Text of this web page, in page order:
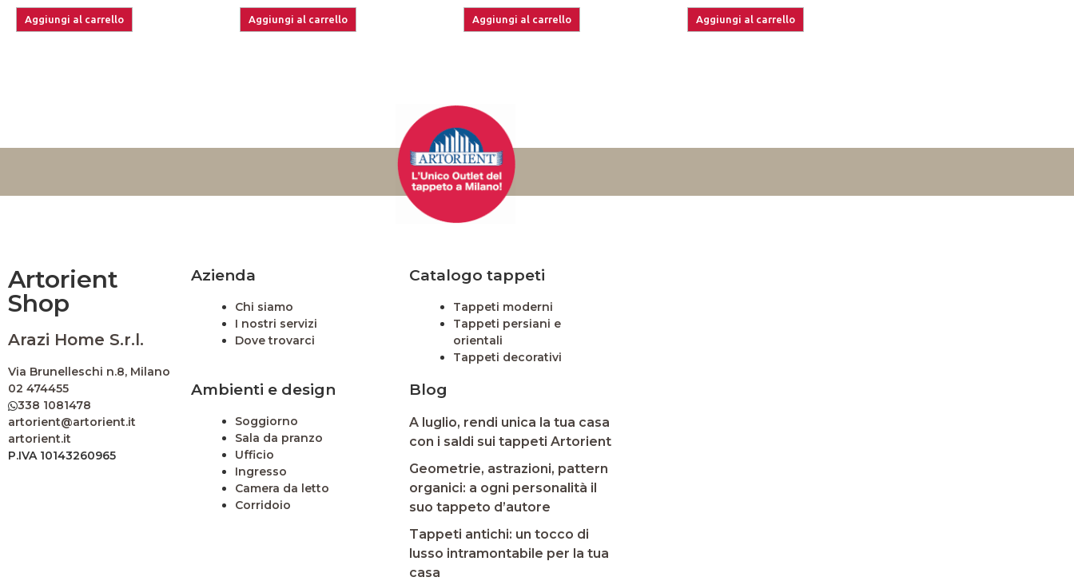
Aggiungi al carrello Aggiungi al carrello Aggiungi al carrello Aggiungi al carrello
Artorient
Shop
Arazi Home S.r.l.
Via Brunelleschi n.8, Milano
02 474455
338 1081478
artorient@artorient.it
artorient.it
P.IVA 10143260965
Azienda
Chi siamo
I nostri servizi
Dove trovarci
Catalogo tappeti
Tappeti moderni
Tappeti persiani e
orientali
Tappeti decorativi
Ambienti e design
Soggiorno
Sala da pranzo
Ufficio
Ingresso
Camera da letto
Corridoio
Blog
A luglio, rendi unica la tua casa
con i saldi sui tappeti Artorient
Geometrie, astrazioni, pattern
organici: a ogni personalità il
suo tappeto d’autore
Tappeti antichi: un tocco di
lusso intramontabile per la tua
casa